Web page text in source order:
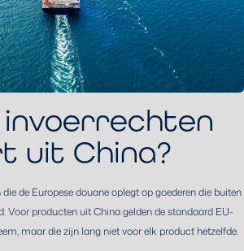
invoerrechten
uit China?
de Europese douane oplegt op goederen die buiten
Voor producten uit China gelden de standaard EU-
maar die zijn lang niet voor elk product hetzelfde.